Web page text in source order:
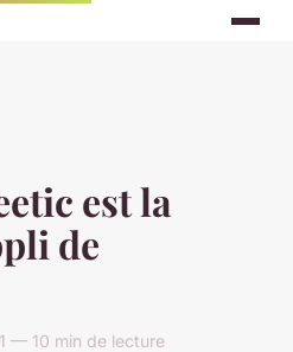
est la
de
— 10 min de lecture